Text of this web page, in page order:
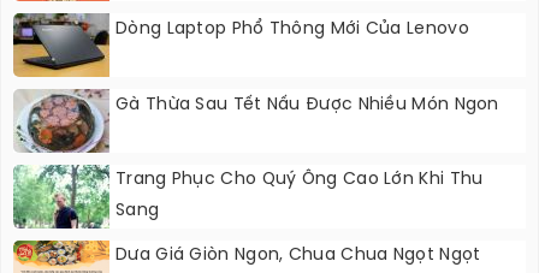
Dòng Laptop Phổ Thông Mới Của Lenovo
Gà Thừa Sau Tết Nấu Được Nhiều Món Ngon
Trang Phục Cho Quý Ông Cao Lớn Khi Thu
Sang
Dưa Giá Giòn Ngon, Chua Chua Ngọt Ngọt